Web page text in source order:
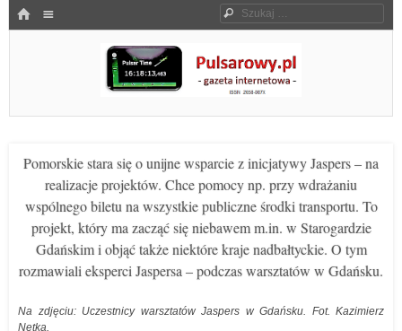
HOME Szukaj
Pulsarowy.pl
Pomorskie stara się o unijne wsparcie z inicjatywy Jaspers – na
realizacje projektów. Chce pomocy np. przy wdrażaniu
wspólnego biletu na wszystkie publiczne środki transportu. To
projekt, który ma zacząć się niebawem m.in. w Starogardzie
Gdańskim i objąć także niektóre kraje nadbałtyckie. O tym
rozmawiali eksperci Jaspersa – podczas warsztatów w Gdańsku.
Na zdjęciu: Uczestnicy warsztatów Jaspers w Gdańsku. Fot. Kazimierz
Netka.